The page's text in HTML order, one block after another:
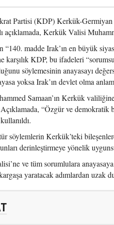
Partisi (KDP) Kerkük-
açıklamada, Kerkük Valisi
“140. madde Irak’ın en büyük
karşılık KDP, bu ifadeleri
söylemesinin anayasayı
yoksa Irak’ın devlet olma
Samaan’ın Kerkük
“Özgür ve demokratik
söylemlerin Kerkük’teki
derinleştirmeye yönelik
ve tüm sorumlulara anayasaya
yaratacak adımlardan uzak